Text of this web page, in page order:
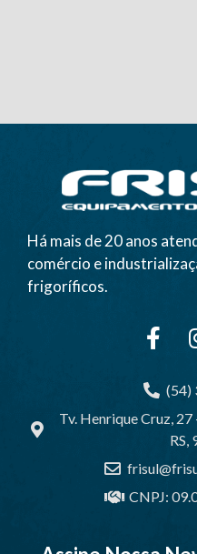
Há mais de 20 anos
comércio e
frigoríficos.
(54)
Tv. Henrique Cruz,
RS,
CNPJ: